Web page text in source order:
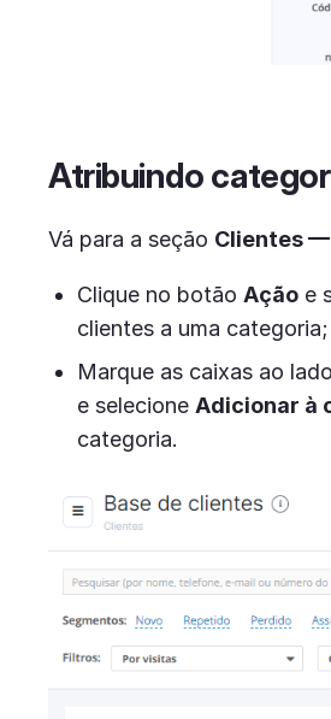
Atribuindo
Vá para a seção Clientes —
Clique no botão Ação e
clientes a uma categoria;
Marque as caixas ao
e selecione Adicionar à
categoria.